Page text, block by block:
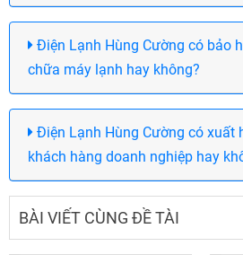
Điện Lạnh Hùng Cường có bảo
chữa máy lạnh hay không?
Điện Lạnh Hùng Cường có xuất
khách hàng doanh nghiệp hay
BÀI VIẾT CÙNG ĐỀ TÀI